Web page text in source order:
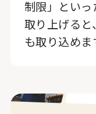
制限」とい
取り上げる
も取り込めま